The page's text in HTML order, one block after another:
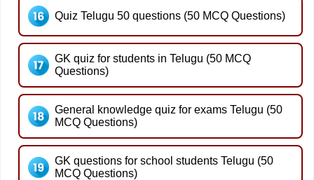
Quiz Telugu 50 questions (50 MCQ Questions)
GK quiz for students in Telugu (50 MCQ
Questions)
General knowledge quiz for exams Telugu (50
MCQ Questions)
GK questions for school students Telugu (50
MCQ Questions)